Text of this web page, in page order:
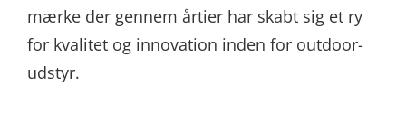
mærke der gennem årtier har skabt sig et ry
for kvalitet og innovation inden for outdoor-
udstyr.